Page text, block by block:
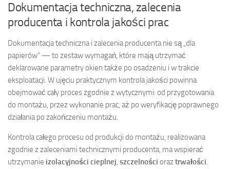
Dokumentacja techniczna, zalecenia
producenta i kontrola jakości prac
Dokumentacja techniczna i zalecenia producenta nie są „dla
papierów” — to zestaw wymagań, które mają utrzymać
deklarowane parametry okien także po osadzeniu i w trakcie
eksploatacji. W ujęciu praktycznym kontrola jakości powinna
obejmować cały proces zgodnie z wytycznymi: od przygotowania
do montażu, przez wykonanie prac, aż po weryfikację poprawnego
działania po zakończeniu montażu.
Kontrola całego procesu od produkcji do montażu, realizowana
zgodnie z zaleceniami technicznymi producenta, ma wspierać
utrzymanie izolacyjności cieplnej, szczelności oraztrwałości.